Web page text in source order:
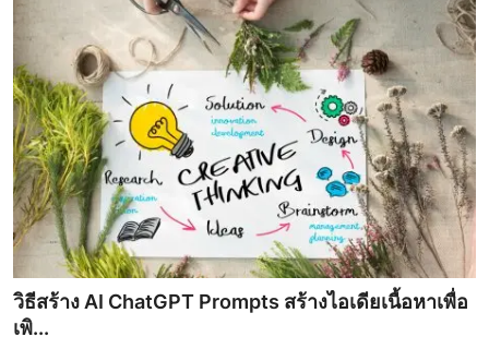
ChatGPT Prompts
ข่าว AI รอบโลก
ThaiGPT Builder
คอร์สเรียน ChatGPT
วิธีสร้าง AI ChatGPT Prompts สร้างไอเดียเนื้อหาเพื่อ
เพิ...